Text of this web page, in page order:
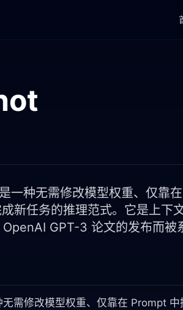
一种无需修改模型权重、仅靠
新任务的推理范式。它是上
GPT-3 论文的发布而被
需修改模型权重、仅靠在 Prompt